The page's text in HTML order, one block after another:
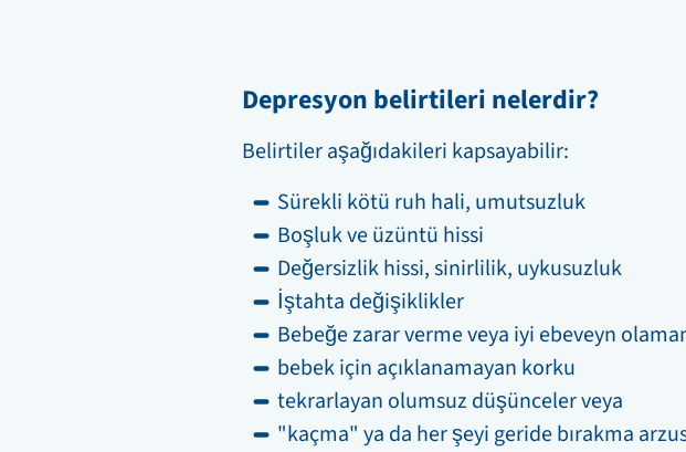
Depresyon belirtileri nelerdir?
Belirtiler aşağıdakileri kapsayabilir:
Sürekli kötü ruh hali, umutsuzluk
Boşluk ve üzüntü hissi
Değersizlik hissi, sinirlilik, uykusuzluk
İştahta değişiklikler
Bebeğe zarar verme veya iyi ebeveyn
bebek için açıklanamayan korku
tekrarlayan olumsuz düşünceler veya
"kaçma" ya da her şeyi geride bırakma